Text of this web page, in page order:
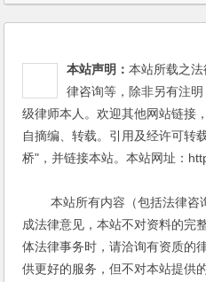
本站声明：本站所载之
律咨询等，除非另有注
级律师本人。欢迎其他网站链接
自摘编、转载。引用及经许可转
桥"，并链接本站。本站网址：
本站所有内容（包括法律咨
成法律意见，本站不对资料的完
体法律事务时，请洽询有资质的
供更好的服务，但不对本站提供